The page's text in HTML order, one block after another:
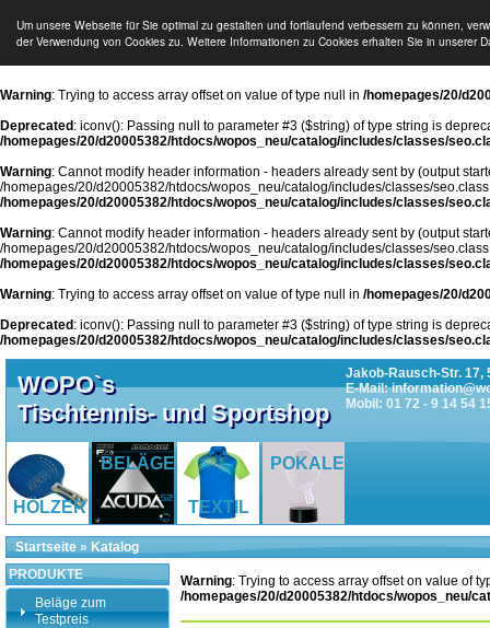
Um unsere Webseite für Sie optimal zu gestalten und fortlaufend verbessern zu können,
der Verwendung von Cookies zu. Weitere Informationen zu Cookies erhalten Sie in unserer
Warning: Trying to access array offset on value of type null in /homepages/20/
Deprecated : iconv(): Passing null to parameter #3 ($string) of type string is
/homepages/20/d20005382/htdocs/wopos_neu/catalog/includes/classes/
Warning: Cannot modify header information - headers already sent by (output
/homepages/20/d20005382/htdocs/wopos_neu/catalog/includes/classes/
/homepages/20/d20005382/htdocs/wopos_neu/catalog/includes/classes/
Warning: Cannot modify header information - headers already sent by (output
/homepages/20/d20005382/htdocs/wopos_neu/catalog/includes/classes/
/homepages/20/d20005382/htdocs/wopos_neu/catalog/includes/classes/
Warning: Trying to access array offset on value of type null in /homepages/20/
Deprecated : iconv(): Passing null to parameter #3 ($string) of type string is
/homepages/20/d20005382/htdocs/wopos_neu/catalog/includes/classes/
WOPO`s
Tischtennis- und Sportshop
Jakob-Rausch-Str. 17,
E-Mail:
Mobil: 01 72 - 9 14 54
HÖLZER
BELÄGE
TEXTIL
POKALE
Startseite » Katalog
Warning: Trying to access array offset on value of
/homepages/20/d20005382/htdocs/wopos_neu/
PRODUKTE
Beläge zum
Testpreis